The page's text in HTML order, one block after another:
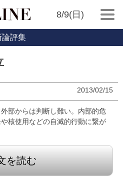
8/9(日)
論評集
2013/02/15
部からは判断し難い。内部的危
核使用などの自滅的行動に繋が
を読む